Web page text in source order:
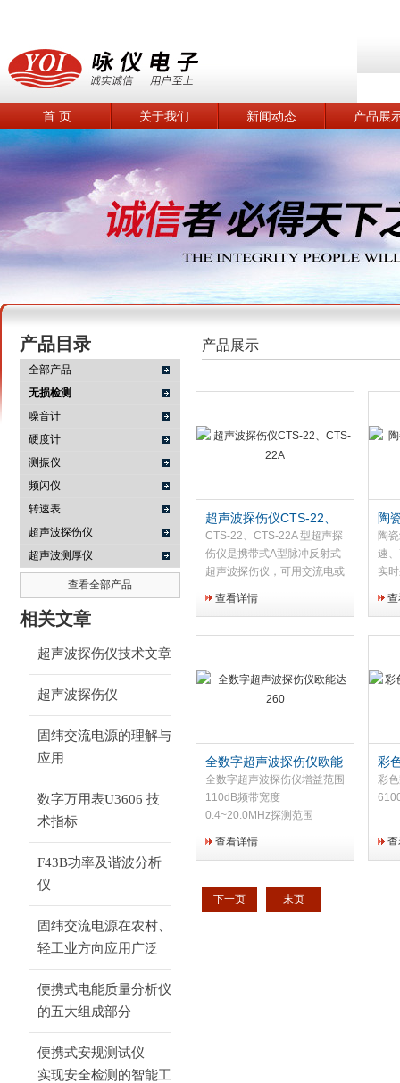
首 页 关于我们 新闻动态 产品展
产品目录
全部产品
无损检测
噪音计
硬度计
测振仪
频闪仪
转速表
超声波探伤仪
超声波测厚仪
查看全部产品
相关文章
超声波探伤仪技术文章
超声波探伤仪
固纬交流电源的理解与
应用
数字万用表U3606 技
术指标
F43B功率及谐波分析
仪
固纬交流电源在农村、
轻工业方向应用广泛
便携式电能质量分析仪
的五大组成部分
便携式安规测试仪——
实现安全检测的智能工
产品展示
超声波探伤仪CTS-22、
CTS-22A
CTS-22、CTS-22A 型超声探
伤仪是携带式A型脉冲反射式
超声波探伤仪，可用交流电或
亮度、内刻度矩形示波管，具
作方便等特点。 仪器适
用于金属和部分非金属材料的
标准化仪器。
查看详情
陶
陶
速
实
全数字超声波探伤仪欧能
达260
全数字超声波探伤仪增益范围
110dB频带宽度
0.4~20.0MHz探测范围
查看详情
彩
能
彩
下一页 末页